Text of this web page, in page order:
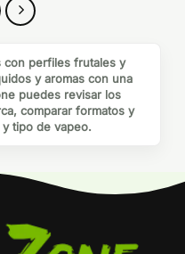
con perfiles frutales y
y aromas con una
puedes revisar los
comparar formatos y
tipo de vapeo.